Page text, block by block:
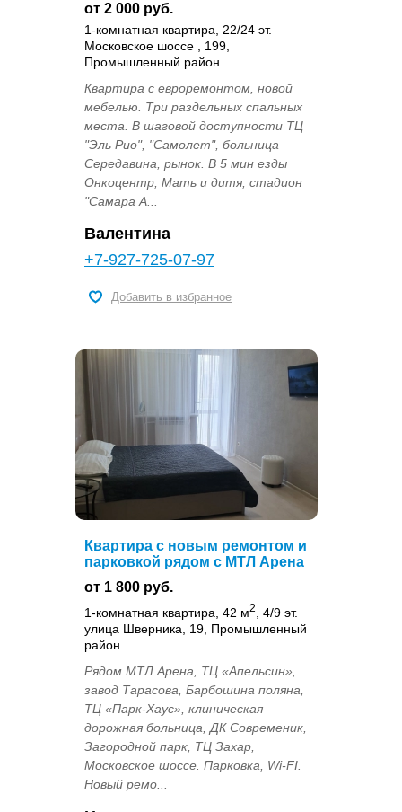
от 2 000 руб.
1-комнатная квартира, 22/24 эт.
Московское шоссе , 199,
Промышленный район
Квартира с евроремонтом, новой
мебелью. Три раздельных спальных
места. В шаговой доступности ТЦ
"Эль Рио", "Самолет", больница
Середавина, рынок. В 5 мин езды
Онкоцентр, Мать и дитя, стадион
"Самара А...
Валентина
+7-927-725-07-97
Добавить в избранное
Квартира с новым ремонтом и
парковкой рядом с МТЛ Арена
от 1 800 руб.
1-комнатная квартира, 42 м2
, 4/9 эт.
улица Шверника, 19, Промышленный
район
Рядом МТЛ Арена, ТЦ «Апельсин»,
завод Тарасова, Барбошина поляна,
ТЦ «Парк-Хаус», клиническая
дорожная больница, ДК Современик,
Загородной парк, ТЦ Захар,
Московское шоссе. Парковка, Wi-FI.
Новый ремо...